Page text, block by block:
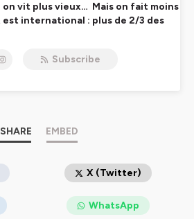
vit plus vieux… Mais on fait moins
international : plus de 2/3 des
est en chute libre.
et pourquoi pas d’extinction
d'enfants ? Comment le sujet de la
à l'international ? Quelles sont les
? En France, faut il être pour ou
démographique ?
Subscribe
SHARE EMBED
X (Twitter)
WhatsApp